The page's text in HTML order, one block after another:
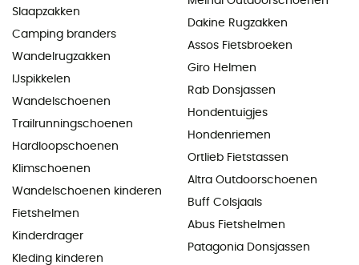
Slaapzakken
Camping branders
Wandelrugzakken
IJspikkelen
Wandelschoenen
Trailrunningschoenen
Hardloopschoenen
Klimschoenen
Wandelschoenen kinderen
Fietshelmen
Kinderdrager
Kleding kinderen
Dakine Rugzakken
Assos Fietsbroeken
Giro Helmen
Rab Donsjassen
Hondentuigjes
Hondenriemen
Ortlieb Fietstassen
Altra Outdoorschoenen
Buff Colsjaals
Abus Fietshelmen
Patagonia Donsjassen